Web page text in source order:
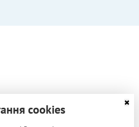
cookies